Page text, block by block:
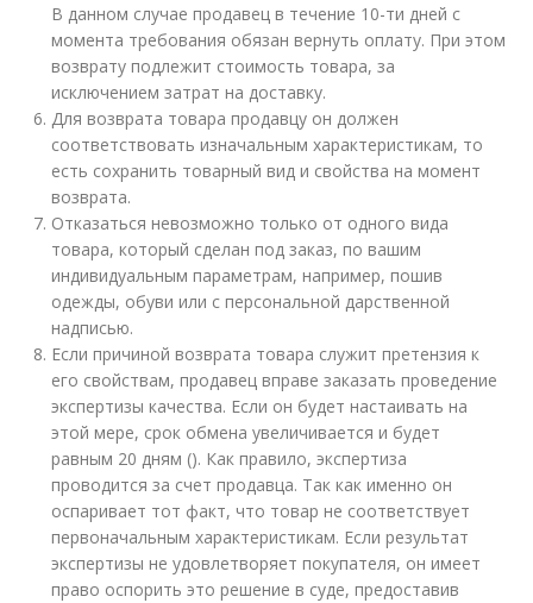
В данном случае продавец в течение 10-ти дней с
момента требования обязан вернуть оплату. При этом
возврату подлежит стоимость товара, за
исключением затрат на доставку.
Для возврата товара продавцу он должен
соответствовать изначальным характеристикам, то
есть сохранить товарный вид и свойства на момент
возврата.
Отказаться невозможно только от одного вида
товара, который сделан под заказ, по вашим
индивидуальным параметрам, например, пошив
одежды, обуви или с персональной дарственной
надписью.
Если причиной возврата товара служит претензия к
его свойствам, продавец вправе заказать проведение
экспертизы качества. Если он будет настаивать на
этой мере, срок обмена увеличивается и будет
равным 20 дням (). Как правило, экспертиза
проводится за счет продавца. Так как именно он
оспаривает тот факт, что товар не соответствует
первоначальным характеристикам. Если результат
экспертизы не удовлетворяет покупателя, он имеет
право оспорить это решение в суде, предоставив